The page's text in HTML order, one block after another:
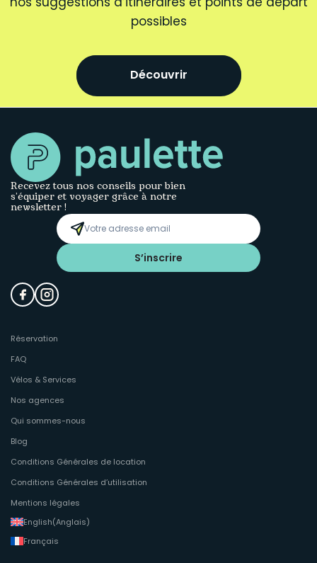
possibles
Découvrir
Recevez tous nos conseils pour bien
s’équiper et voyager grâce à notre
newsletter !
S’inscrire
Réservation
FAQ
Vélos & Services
Nos agences
Qui sommes-nous
Blog
Conditions Générales de location
Conditions Générales d’utilisation
Mentions légales
English(Anglais)
Français